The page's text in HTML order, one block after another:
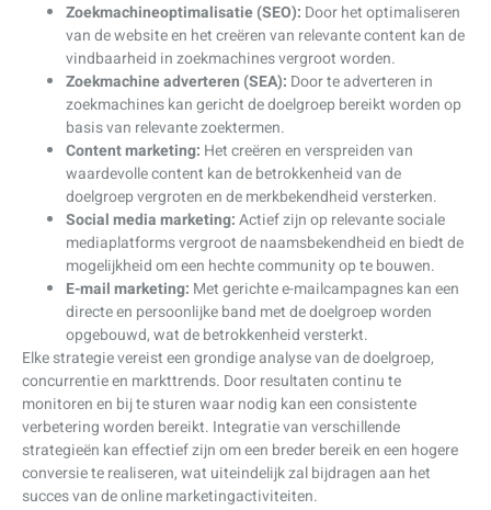
Zoekmachineoptimalisatie (SEO): Door het optimaliseren
van de website en het creëren van relevante content kan de
vindbaarheid in zoekmachines vergroot worden.
Zoekmachine adverteren (SEA): Door te adverteren in
zoekmachines kan gericht de doelgroep bereikt worden op
basis van relevante zoektermen.
Content marketing: Het creëren en verspreiden van
waardevolle content kan de betrokkenheid van de
doelgroep vergroten en de merkbekendheid versterken.
Social media marketing:Actief zijn op relevante sociale
mediaplatforms vergroot de naamsbekendheid en biedt de
mogelijkheid om een hechte community op te bouwen.
E-mail marketing: Met gerichte e-mailcampagnes kan een
directe en persoonlijke band met de doelgroep worden
opgebouwd, wat de betrokkenheid versterkt.
Elke strategie vereist een grondige analyse van de doelgroep,
concurrentie en markttrends. Door resultaten continu te
monitoren en bij te sturen waar nodig kan een consistente
verbetering worden bereikt. Integratie van verschillende
strategieën kan effectief zijn om een breder bereik en een hogere
conversie te realiseren, wat uiteindelijk zal bijdragen aan het
succes van de online marketingactiviteiten.